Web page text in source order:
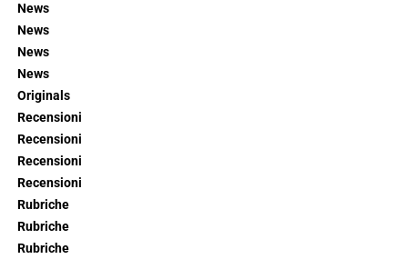
News
News
News
News
Originals
Recensioni
Recensioni
Recensioni
Recensioni
Rubriche
Rubriche
Rubriche